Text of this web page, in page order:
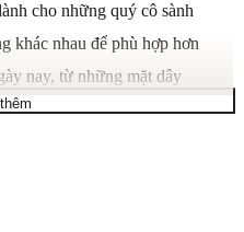
cho những quý cô sành
khác nhau để phù hợp hơn
nay, từ những mặt dây
những chiếc đồng hồ kiểu